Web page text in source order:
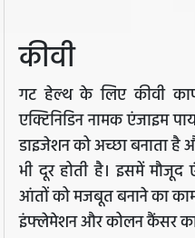
कीवी
गट हेल्थ के लिए कीवी
एक्टिनिडिन नामक एंजाइम
डाइजेशन को अच्छा बनाता
भी दूर होती है। इसमें मौजूद
आंतों को मजबूत बनाने का
इंफ्लेमेशन और कोलन कैंसर का